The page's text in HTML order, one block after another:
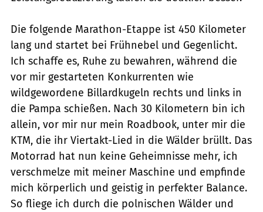
Die folgende Marathon-Etappe ist 450 Kilometer
lang und startet bei Frühnebel und Gegenlicht.
Ich schaffe es, Ruhe zu bewahren, während die
vor mir gestarteten Konkurrenten wie
wildgewordene Billardkugeln rechts und links in
die Pampa schießen. Nach 30 Kilometern bin ich
allein, vor mir nur mein Roadbook, unter mir die
KTM, die ihr Viertakt-Lied in die Wälder brüllt. Das
Motorrad hat nun keine Geheimnisse mehr, ich
verschmelze mit meiner Maschine und empfinde
mich körperlich und geistig in perfekter Balance.
So fliege ich durch die polnischen Wälder und